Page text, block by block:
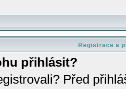
Registrace a
přihlásit?
Před